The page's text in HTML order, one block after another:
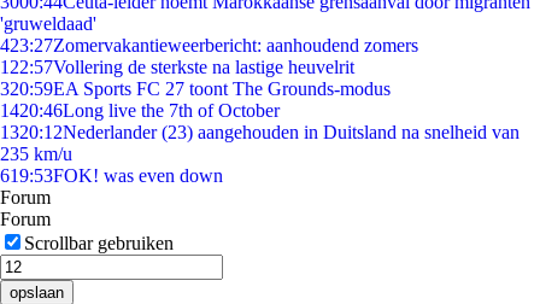
'gruweldaad'
423:27Zomervakantieweerbericht: aanhoudend zomers
1 22:57Vollering de sterkste na lastige heuvelrit
320:59EA Sports FC 27 toont The Grounds-modus
1420:46Long live the 7th of October
1320:12Nederlander (23) aangehouden in Duitsland na snelheid van
235 km/u
619:53FOK! was even down
Forum
Forum
Scrollbar gebruiken
opslaan